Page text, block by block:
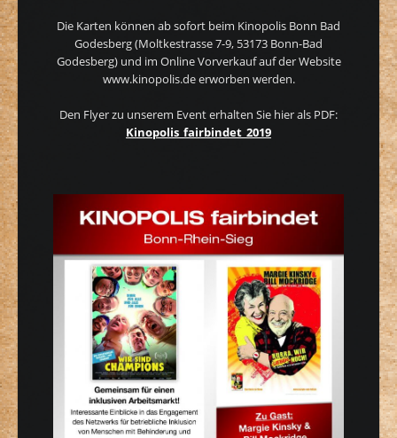
Die Karten können ab sofort beim Kinopolis Bonn Bad
Godesberg (Moltkestrasse 7-9, 53173 Bonn-Bad
Godesberg) und im Online Vorverkauf auf der Website
www.kinopolis.de erworben werden.
Den Flyer zu unserem Event erhalten Sie hier als PDF:
Kinopolis_fairbindet_2019